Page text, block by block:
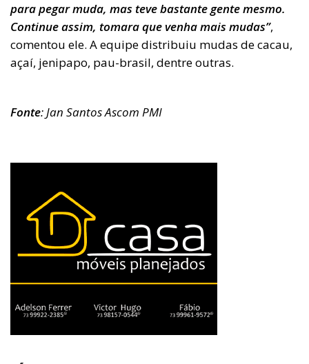
para pegar muda, mas teve bastante gente mesmo.
Continue assim, tomara que venha mais mudas”,
comentou ele. A equipe distribuiu mudas de cacau,
açaí, jenipapo, pau-brasil, dentre outras.
Fonte: Jan Santos Ascom PMI